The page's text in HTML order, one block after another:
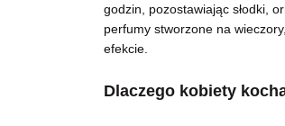
godzin, pozostawiając słodki,
perfumy stworzone na
efekcie.
Dlaczego kobiety